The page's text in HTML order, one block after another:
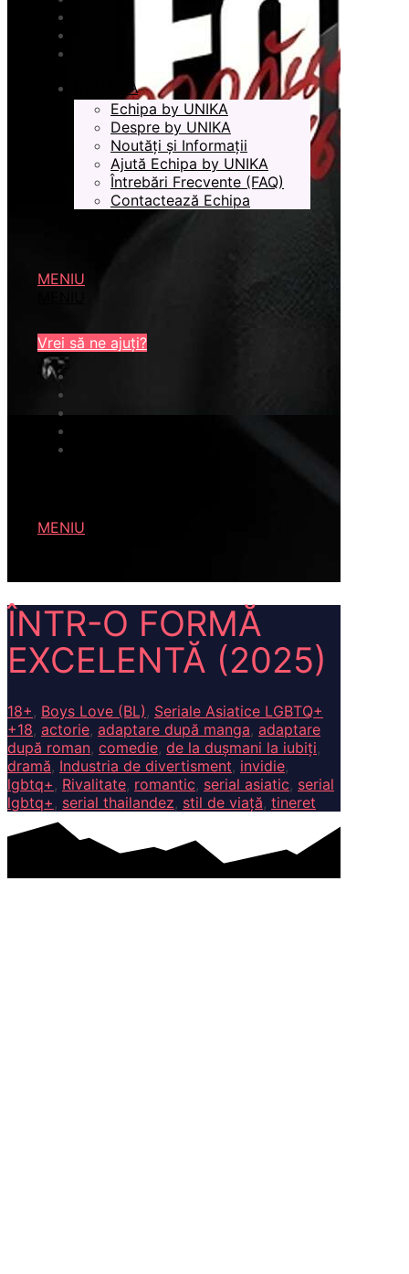
by UNIKA
Echipa by UNIKA
Despre by UNIKA
Noutăți și Informații
Ajută Echipa by UNIKA
Întrebări Frecvente (FAQ)
Contactează Echipa
MENIU
Vrei să ne ajuți?
MENIU
ÎNTR-O FORMĂ
EXCELENTĂ (2025)
18+ , Boys Love (BL) , Seriale Asiatice LGBTQ+
+18, actorie, adaptare după manga, adaptare
după roman, comedie, de la dușmani la iubiți,
dramă, Industria de divertisment, invidie,
lgbtq+ , Rivalitate, romantic, serial asiatic, serial
lgbtq+ , serial thailandez, stil de viață, tineret